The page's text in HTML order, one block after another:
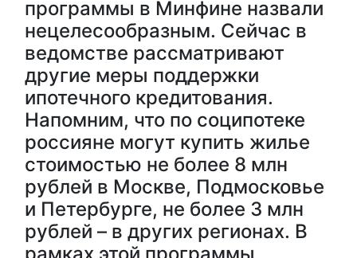
программы в Минфине назвали
нецелесообразным. Сейчас в
ведомстве рассматривают
другие меры поддержки
ипотечного кредитования.
Напомним, что по соципотеке
россияне могут купить жилье
стоимостью не более 8 млн
рублей в Москве, Подмосковье
и Петербурге, не более 3 млн
рублей – в других регионах. В